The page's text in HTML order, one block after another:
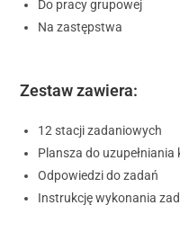
Do pracy grupowej
Na zastępstwa
Zestaw zawiera:
12 stacji zadaniowych
Plansza do
Odpowiedzi do zadań
Instrukcję wykonania